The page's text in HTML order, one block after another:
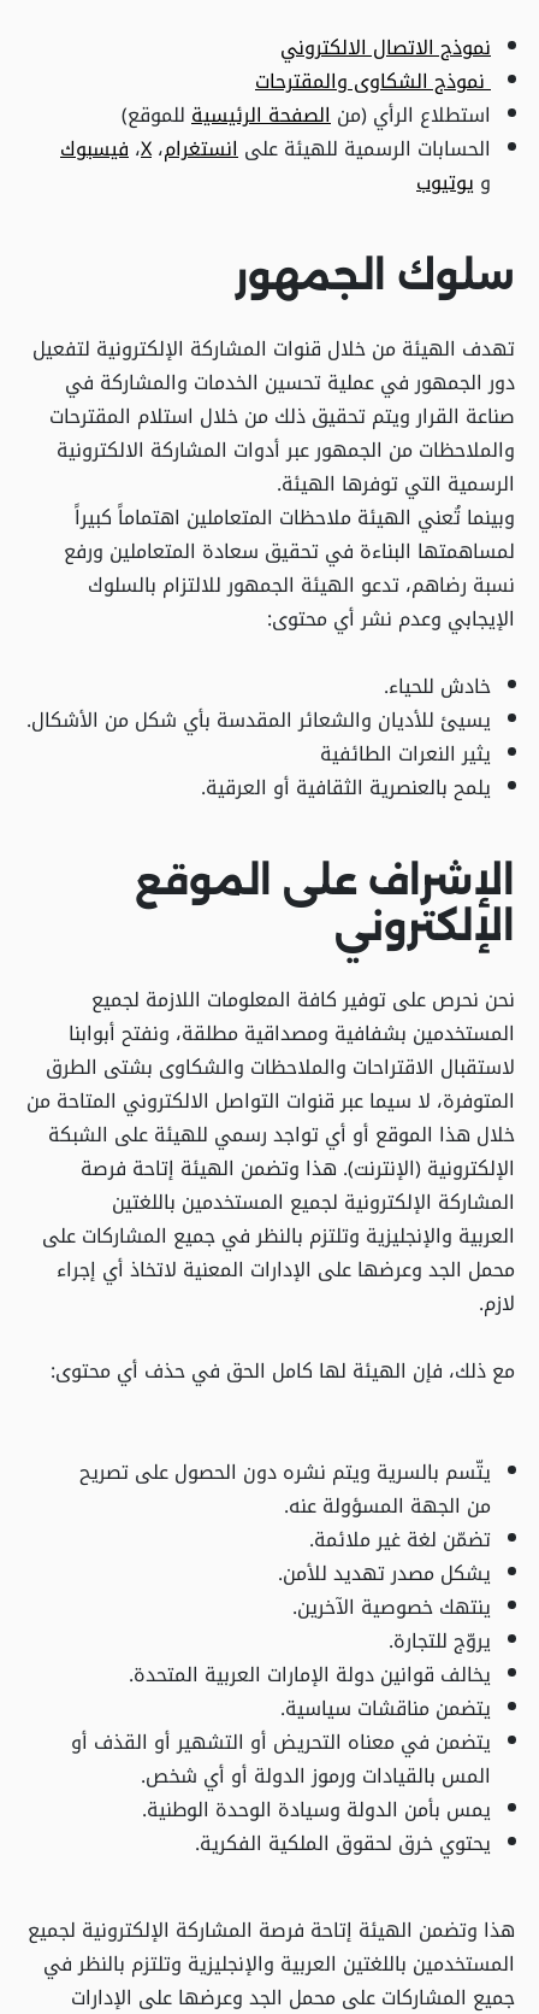
نموذج الاتصال الالكتروني
نموذج الشكاوى والمقترحات
استطلاع الرأي (منالصفحة الرئيسيةللموقع)
الحسابات الرسمية للهيئة علىانستغرام،X،فيسبوك
ويوتيوب
سلوك الجمهور
تهدف الهيئة من خلال قنوات المشاركة الإلكترونية لتفعيل
دور الجمهور في عملية تحسين الخدمات والمشاركة في
صناعة القرار ويتم تحقيق ذلك من خلال استلام المقترحات
والملاحظات من الجمهور عبر أدوات المشاركة الالكترونية
الرسمية التي توفرها الهيئة.
وبينما تُعني الهيئة ملاحظات المتعاملين اهتماماً كبيراً
لمساهمتها البناءة في تحقيق سعادة المتعاملين ورفع
نسبة رضاهم، تدعو الهيئة الجمهور للالتزام بالسلوك
الإيجابي وعدم نشر أي محتوى:
خادش للحياء.
يسيئ للأديان والشعائر المقدسة بأي شكل من الأشكال.
يثير النعرات الطائفية
يلمح بالعنصرية الثقافية أو العرقية.
الإشراف على الموقع
الإلكتروني
نحن نحرص على توفير كافة المعلومات اللازمة لجميع
المستخدمين بشفافية ومصداقية مطلقة، ونفتح أبوابنا
لاستقبال الاقتراحات والملاحظات والشكاوى بشتى الطرق
المتوفرة، لا سيما عبر قنوات التواصل الالكتروني المتاحة من
خلال هذا الموقع أو أي تواجد رسمي للهيئة على الشبكة
الإلكترونية (الإنترنت). هذا وتضمن الهيئة إتاحة فرصة
المشاركة الإلكترونية لجميع المستخدمين باللغتين
العربية والإنجليزية وتلتزم بالنظر في جميع المشاركات على
محمل الجد وعرضها على الإدارات المعنية لاتخاذ أي إجراء
لازم.
مع ذلك، فإن الهيئة لها كامل الحق في حذف أي محتوى:
يتّسم بالسرية ويتم نشره دون الحصول على تصريح
من الجهة المسؤولة عنه.
تضمّن لغة غير ملائمة.
يشكل مصدر تهديد للأمن.
ينتهك خصوصية الآخرين.
يروّج للتجارة.
يخالف قوانين دولة الإمارات العربية المتحدة.
يتضمن مناقشات سياسية.
يتضمن في معناه التحريض أو التشهير أو القذف أو
المس بالقيادات ورموز الدولة أو أي شخص.
يمس بأمن الدولة وسيادة الوحدة الوطنية.
يحتوي خرق لحقوق الملكية الفكرية.
هذا وتضمن الهيئة إتاحة فرصة المشاركة الإلكترونية لجميع
المستخدمين باللغتين العربية والإنجليزية وتلتزم بالنظر في
جميع المشاركات على محمل الجد وعرضها على الإدارات